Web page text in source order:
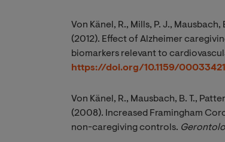
Von Känel, R., Mills, P. J., Mausbach,
(2012). Effect of Alzheimer
biomarkers relevant to
https://doi.org/10.1159/
Von Känel, R., Mausbach, B. T.,
(2008). Increased Framingham
non-caregiving controls.